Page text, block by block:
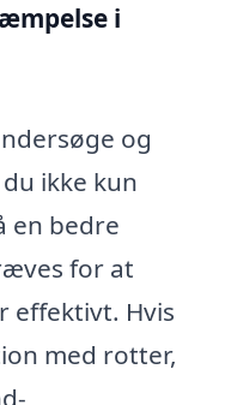
i
og
ikke kun
en bedre
for at
effektivt. Hvis
med rotter,